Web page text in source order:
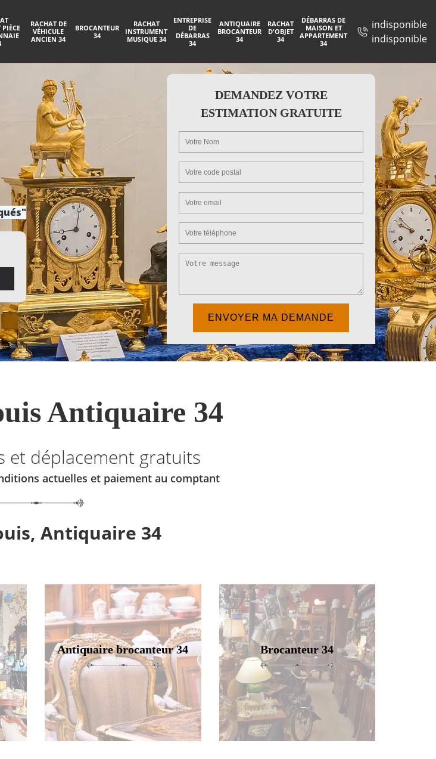
PIÈCE
RACHAT DE
VÉHICULE
ANCIEN 34
BROCANTEUR
34
RACHAT
INSTRUMENT
MUSIQUE 34
ENTREPRISE
DE
DÉBARRAS
34
ANTIQUAIRE
BROCANTEUR
34
RACHAT
D'OBJET
34
DÉBARRAS DE
MAISON ET
APPARTEMENT
34
indisponible
indisponible
DEMANDEZ VOTRE
ESTIMATION GRATUITE
Antiquaire 34
et déplacement gratuits
actuelles et paiement au comptant
Antiquaire 34
Antiquaire brocanteur 34 Brocanteur 34